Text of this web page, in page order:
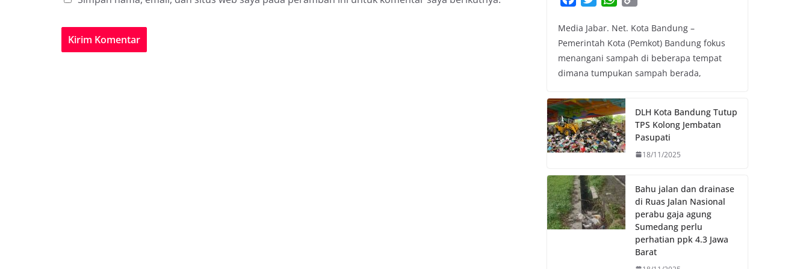
c
e
b
o
k
i
t
t
e
a
t
s
A
p
p
y
L
i
k
Media Jabar. Net. Kota Bandung –
Pemerintah Kota (Pemkot) Bandung fokus
menangani sampah di beberapa tempat
dimana tumpukan sampah berada,
DLH Kota Bandung Tutup
TPS Kolong Jembatan
Pasupati
18/11/2025
Bahu jalan dan drainase
di Ruas Jalan Nasional
perabu gaja agung
Sumedang perlu
perhatian ppk 4.3 Jawa
Barat